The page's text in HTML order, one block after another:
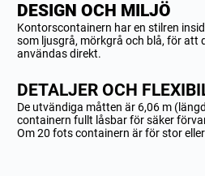
DESIGN OCH MILJÖ
Kontorscontainern har en stilren
som ljusgrå, mörkgrå och blå, för att
användas direkt.
DETALJER OCH
De utvändiga måtten är 6,06 m
containern fullt låsbar för säker
Om 20 fots containern är för stor